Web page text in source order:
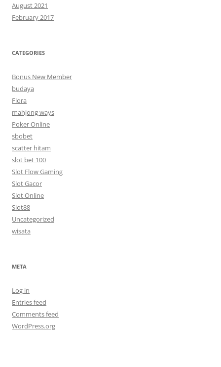
August 2021
February 2017
CATEGORIES
Bonus New Member
budaya
Flora
mahjong ways
Poker Online
sbobet
scatter hitam
slot bet 100
Slot Flow Gaming
Slot Gacor
Slot Online
Slot88
Uncategorized
wisata
META
Log in
Entries feed
Comments feed
WordPress.org